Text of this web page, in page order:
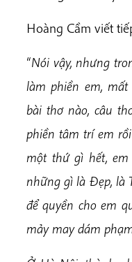
Hoàng Cầm viết
“Nói vậy, nhưng
làm phiền em,
bài thơ nào, câu
phiền tâm trí em
một thứ gì hết,
những gì là Đẹp, là
để quyền cho em
mảy may dám